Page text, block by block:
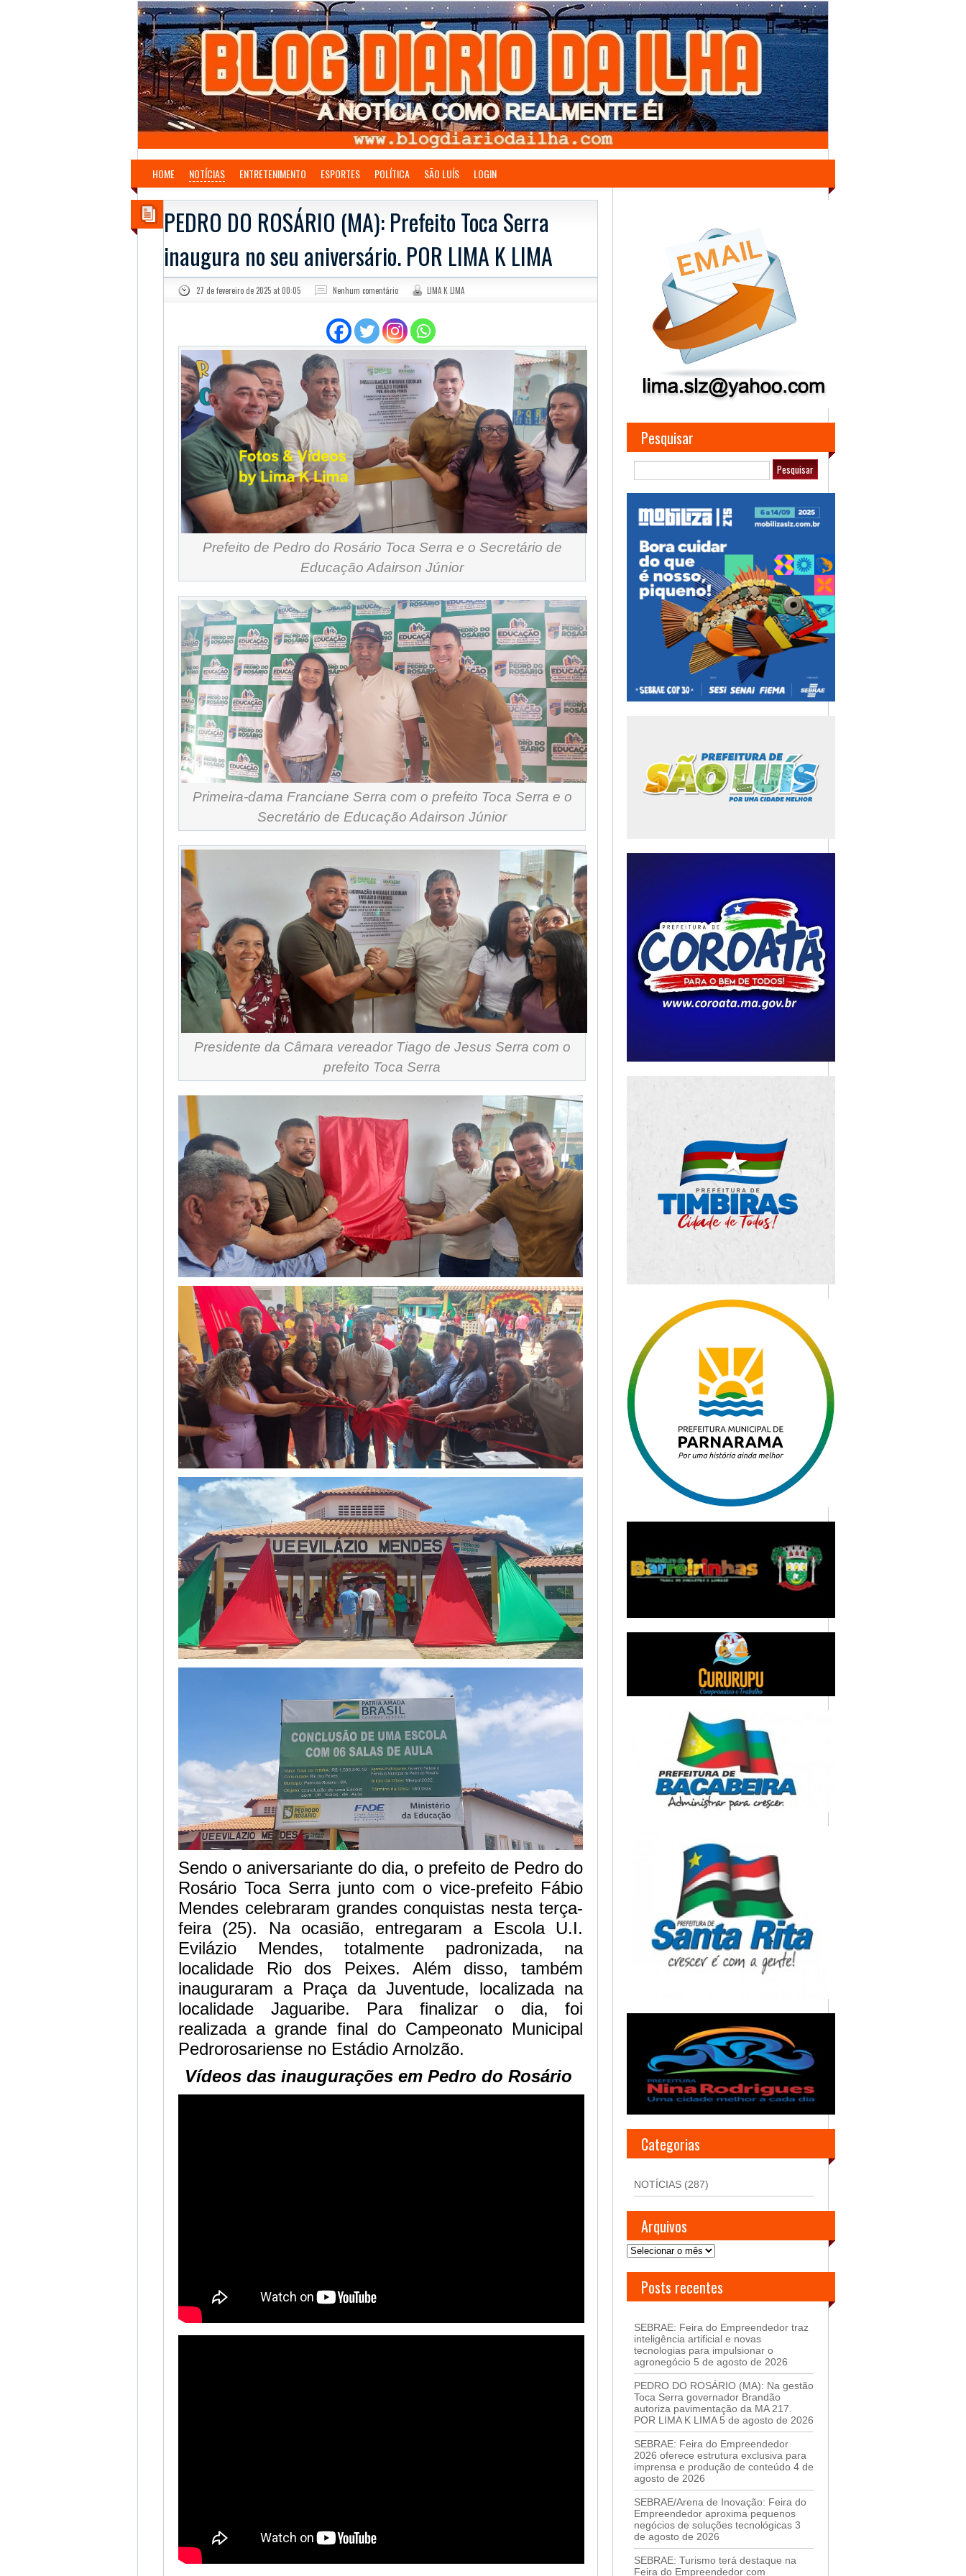
HOME NOTÍCIAS ENTRETENIMENTO ESPORTES POLÍTICA SÃO LUÍS LOGIN
PEDRO DO ROSÁRIO (MA): Prefeito Toca Serra
inaugura no seu aniversário. POR LIMA K LIMA
27 de fevereiro de 2025 at 00:05 Nenhum comentário LIMA K LIMA
Prefeito de Pedro do Rosário Toca Serra e o Secretário de
Educação Adairson Júnior
Primeira-dama Franciane Serra com o prefeito Toca Serra e o
Secretário de Educação Adairson Júnior
Presidente da Câmara vereador Tiago de Jesus Serra com o
prefeito Toca Serra
Sendo o aniversariante do dia, o prefeito de Pedro do
Rosário Toca Serra junto com o vice-prefeito Fábio
Mendes celebraram grandes conquistas nesta terça-
feira (25). Na ocasião, entregaram a Escola U.I.
Evilázio Mendes, totalmente padronizada, na
localidade Rio dos Peixes. Além disso, também
inauguraram a Praça da Juventude, localizada na
localidade Jaguaribe. Para finalizar o dia, foi
realizada a grande final do Campeonato Municipal
Pedrorosariense no Estádio Arnolzão.
Vídeos das inaugurações em Pedro do Rosário
Pesquisar
Categorias
NOTÍCIAS (287)
Arquivos
Arquivos
Posts recentes
SEBRAE: Feira do Empreendedor traz
inteligência artificial e novas
tecnologias para impulsionar o
agronegócio 5 de agosto de 2026
PEDRO DO ROSÁRIO (MA): Na gestão
Toca Serra governador Brandão
autoriza pavimentação da MA 217.
POR LIMA K LIMA 5 de agosto de 2026
SEBRAE: Feira do Empreendedor
2026 oferece estrutura exclusiva para
imprensa e produção de conteúdo 4 de
agosto de 2026
SEBRAE/Arena de Inovação: Feira do
Empreendedor aproxima pequenos
negócios de soluções tecnológicas 3
de agosto de 2026
SEBRAE: Turismo terá destaque na
Feira do Empreendedor com